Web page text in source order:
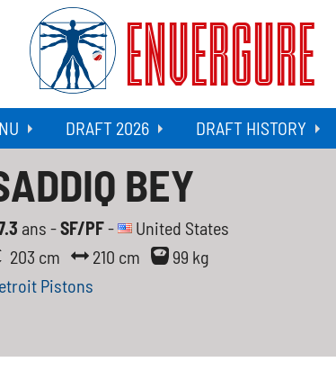
ENVERGURE
DRAFT 2026 DRAFT HISTORY
BEY
ans -SF/PF-
United States
203 cm
210 cm
99 kg
Pistons